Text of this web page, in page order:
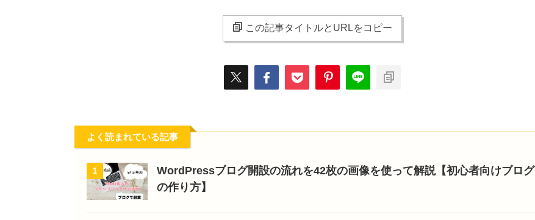
この記事タイトルとURLをコピー
よく読まれている記事
1
WordPressブログ開設の流れを42枚の画像を使って解説【初心者向けブログ
の作り方】